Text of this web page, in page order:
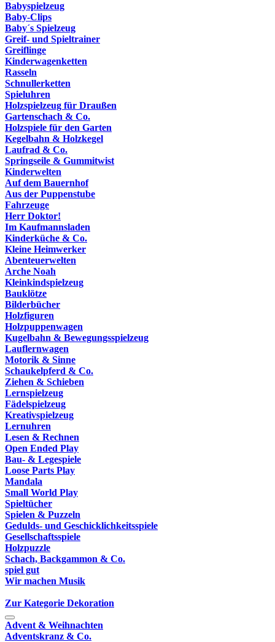
Babyspielzeug
Baby-Clips
Baby´s Spielzeug
Greif- und Spieltrainer
Greiflinge
Kinderwagenketten
Rasseln
Schnullerketten
Spieluhren
Holzspielzeug für Draußen
Gartenschach & Co.
Holzspiele für den Garten
Kegelbahn & Holzkegel
Laufrad & Co.
Springseile & Gummitwist
Kinderwelten
Auf dem Bauernhof
Aus der Puppenstube
Fahrzeuge
Herr Doktor!
Im Kaufmannsladen
Kinderküche & Co.
Kleine Heimwerker
Abenteuerwelten
Arche Noah
Kleinkindspielzeug
Bauklötze
Bilderbücher
Holzfiguren
Holzpuppenwagen
Kugelbahn & Bewegungsspielzeug
Lauflernwagen
Motorik & Sinne
Schaukelpferd & Co.
Ziehen & Schieben
Lernspielzeug
Fädelspielzeug
Kreativspielzeug
Lernuhren
Lesen & Rechnen
Open Ended Play
Bau- & Legespiele
Loose Parts Play
Mandala
Small World Play
Spieltücher
Spielen & Puzzeln
Gedulds- und Geschicklichkeitsspiele
Gesellschaftsspiele
Holzpuzzle
Schach, Backgammon & Co.
spiel gut
Wir machen Musik
Zur Kategorie Dekoration
Advent & Weihnachten
Adventskranz & Co.